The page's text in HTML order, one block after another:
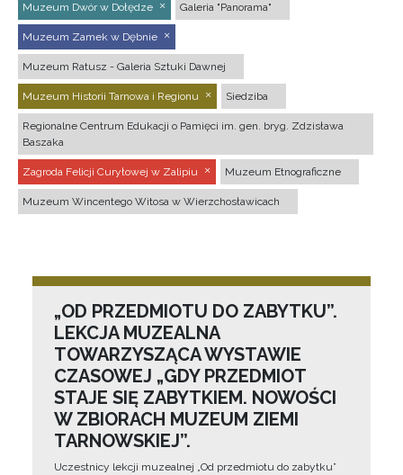
Muzeum Dwór w Dołędze Galeria "Panorama"
Muzeum Zamek w Dębnie
Muzeum Ratusz - Galeria Sztuki Dawnej
Muzeum Historii Tarnowa i Regionu Siedziba
Regionalne Centrum Edukacji o Pamięci im. gen. bryg. Zdzisława
Baszaka
Zagroda Felicji Curyłowej w Zalipiu Muzeum Etnograficzne
Muzeum Wincentego Witosa w Wierzchosławicach
„OD PRZEDMIOTU DO ZABYTKU”.
LEKCJA MUZEALNA
TOWARZYSZĄCA WYSTAWIE
CZASOWEJ „GDY PRZEDMIOT
STAJE SIĘ ZABYTKIEM. NOWOŚCI
W ZBIORACH MUZEUM ZIEMI
TARNOWSKIEJ”.
Uczestnicy lekcji muzealnej „Od przedmiotu do zabytku”